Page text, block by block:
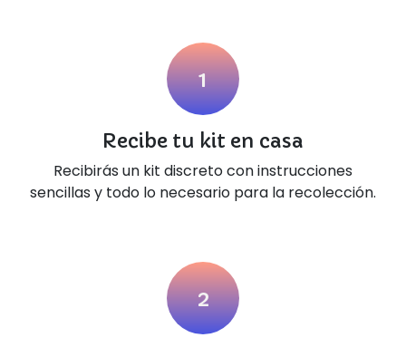
1​
Recibe tu kit en casa
Recibirás un kit discreto con instrucciones
sencillas y todo lo necesario para la recolección.
​2